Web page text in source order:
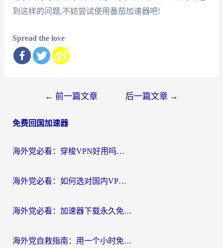
到这样的问题,不妨尝试使用番茄加速器吧!
Spread the love
导
← 前一篇文章 后一篇文章 →
免费回国加速器
海外党必看：穿梭VPN好用吗？和云帆VPN对比哪个回国效果更好？附真实测评+避坑指南
海外党必看：如何选对国内VPN，实现无缝访问国内资源？
海外党必看：加速器下载永久免费版真的存在吗？教你无缝访问国内资源的正确姿势
海外党自救指南：用一个小时免费加速器，轻松打破国内资源访问壁垒？